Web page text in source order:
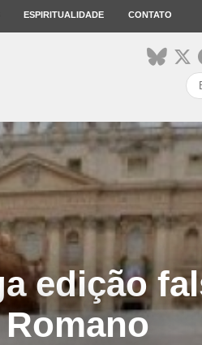
ESPIRITUALIDADE CONTATO
edição